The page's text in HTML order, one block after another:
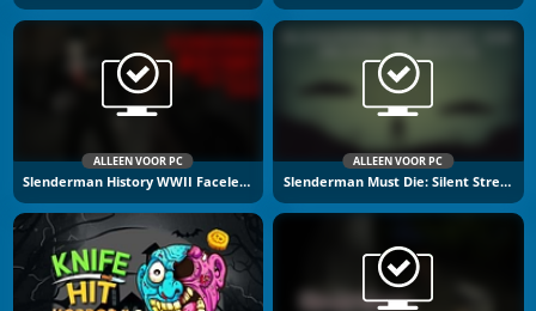
ALLEEN VOOR PC
Slenderman History WWII Faceless Horror
ALLEEN VOOR PC
Slenderman Must Die: Silent Streets